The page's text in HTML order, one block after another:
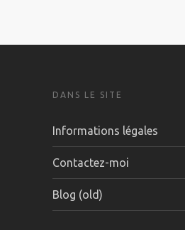
DANS LE SITE
Informations légales
Contactez-moi
Blog (old)